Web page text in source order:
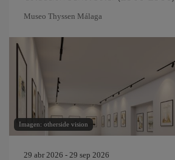
Museo Thyssen Málaga
Imagen: otherside vision
29 abr 2026 - 29 sep 2026